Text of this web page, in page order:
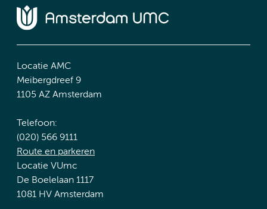
Locatie AMC
Meibergdreef 9
1105 AZ Amsterdam
Telefoon:
(020) 566 9111
Route en parkeren
Locatie VUmc
De Boelelaan 1117
1081 HV Amsterdam